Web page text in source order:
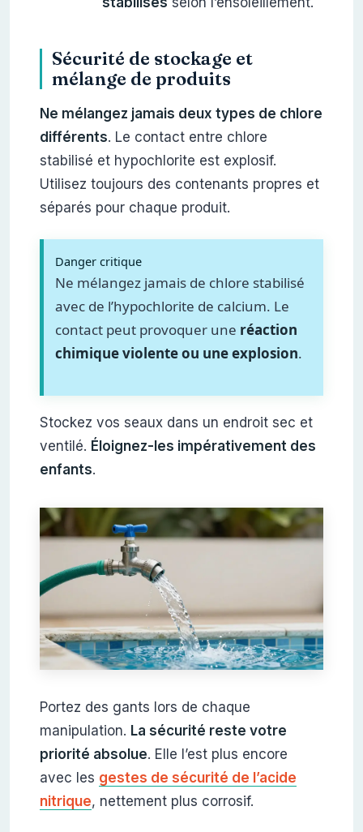
Sécurité de stockage et
mélange de produits
Ne mélangez jamais deux types de chlore
différents. Le contact entre chlore
stabilisé et hypochlorite est explosif.
Utilisez toujours des contenants propres et
séparés pour chaque produit.
Danger critique
Ne mélangez jamais de chlore stabilisé
avec de l’hypochlorite de calcium. Le
contact peut provoquer une réaction
chimique violente ou une explosion.
Stockez vos seaux dans un endroit sec et
ventilé. Éloignez-les impérativement des
enfants.
Portez des gants lors de chaque
manipulation. La sécurité reste votre
priorité absolue. Elle l’est plus encore
avec les gestes de sécurité de l’acide
nitrique, nettement plus corrosif.